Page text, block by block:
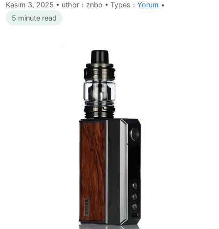
Kasım 3, 2025 • uthor：znbo • Types： Yorum •
5 minute read